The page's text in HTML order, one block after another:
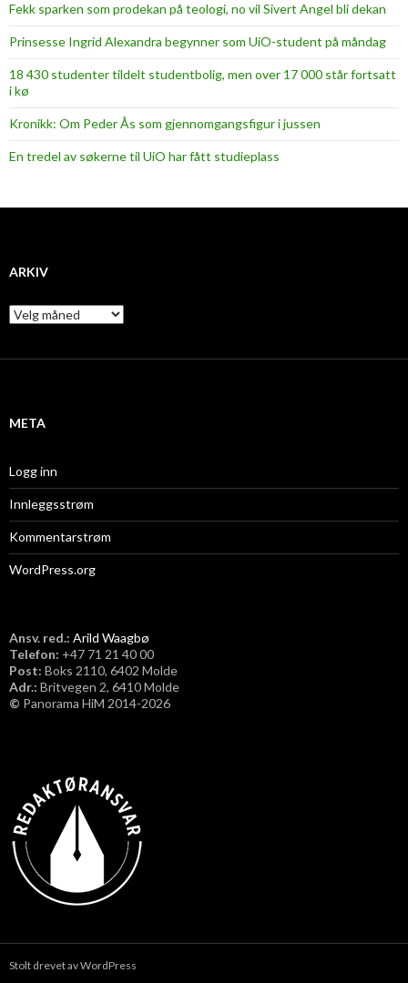
Fekk sparken som prodekan på teologi, no vil Sivert Angel bli dekan
Prinsesse Ingrid Alexandra begynner som UiO-student på måndag
18 430 studenter tildelt studentbolig, men over 17 000 står fortsatt
i kø
Kronikk: Om Peder Ås som gjennomgangsfigur i jussen
En tredel av søkerne til UiO har fått studieplass
ARKIV
A
r
i
META
Logg inn
Innleggsstrøm
Kommentarstrøm
WordPress.org
Ansv. red.: Arild Waagbø
Telefon: ​+47 71 21 40 00
Post: Boks 2110, 6402 Molde
Adr.: Britvegen 2, 6410 Molde
© Panorama HiM 2014-2026
Stolt drevet av WordPress